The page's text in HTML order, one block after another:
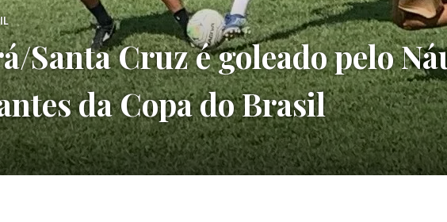
Santa Cruz é goleado pelo
da Copa do Brasil